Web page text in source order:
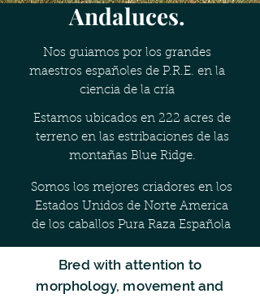
Andaluces.
Nos guiamos por los grandes
maestros españoles de P.R.E. en la
ciencia de la cría
Estamos ubicados en 222 acres de
terreno en las estribaciones de las
montañas Blue Ridge.
Somos los mejores criadores en los
Estados Unidos de Norte America
de los caballos Pura Raza Española
Bred with attention to
morphology, movement and